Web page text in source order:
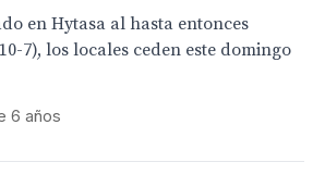
en Hytasa al hasta entonces
7), los locales ceden este domingo
6 años